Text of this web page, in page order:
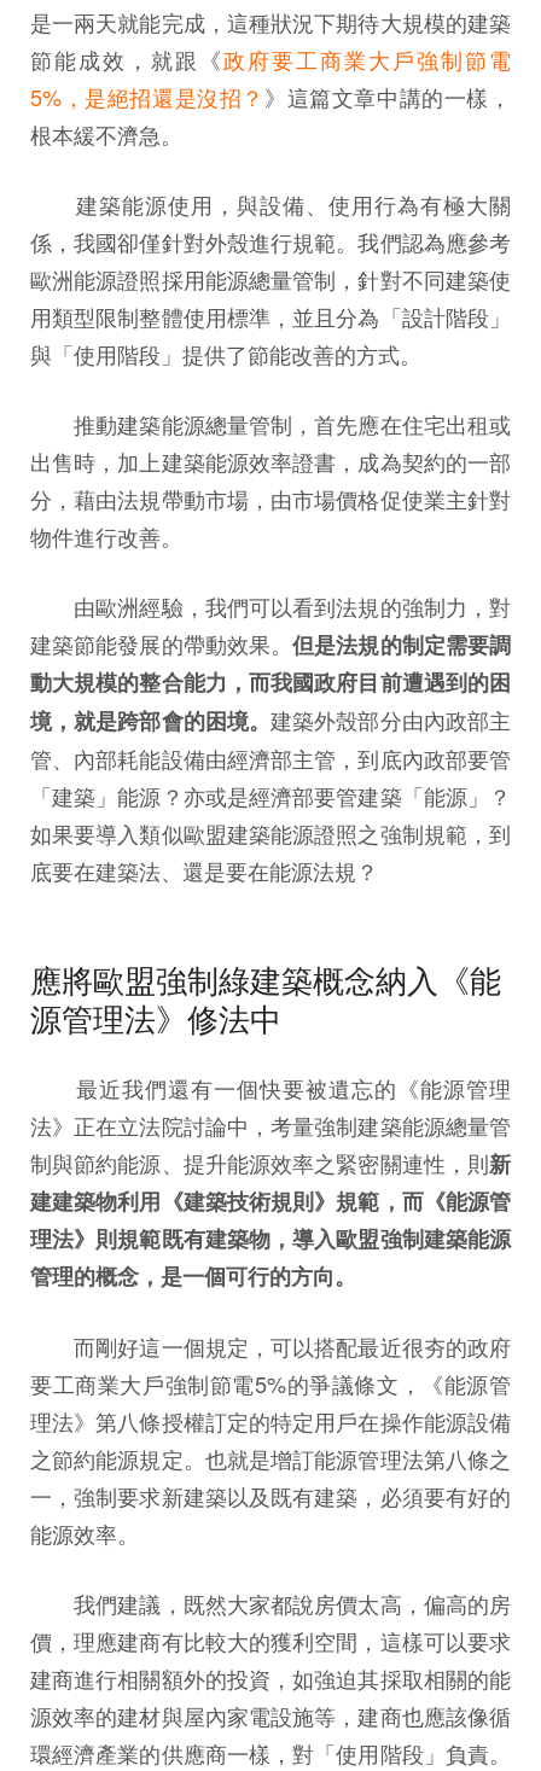
是一兩天就能完成，這種狀況下期待大規模的建築
節能成效，就跟《政府要工商業大戶強制節電
5%，是絕招還是沒招？ 》這篇文章中講的一樣，
根本緩不濟急。
建築能源使用，與設備、使用行為有極大關
係，我國卻僅針對外殼進行規範。我們認為應參考
歐洲能源證照採用能源總量管制，針對不同建築使
用類型限制整體使用標準，並且分為「設計階段」
與「使用階段」提供了節能改善的方式。
推動建築能源總量管制，首先應在住宅出租或
出售時，加上建築能源效率證書，成為契約的一部
分，藉由法規帶動市場，由市場價格促使業主針對
物件進行改善。
由歐洲經驗，我們可以看到法規的強制力，對
建築節能發展的帶動效果。但是法規的制定需要調
動大規模的整合能力，而我國政府目前遭遇到的困
境，就是跨部會的困境。建築外殼部分由內政部主
管、內部耗能設備由經濟部主管，到底內政部要管
「建築」能源？亦或是經濟部要管建築「能源」？
如果要導入類似歐盟建築能源證照之強制規範，到
底要在建築法、還是要在能源法規？
應將歐盟強制綠建築概念納入《能
源管理法》修法中
最近我們還有一個快要被遺忘的《能源管理
法》正在立法院討論中，考量強制建築能源總量管
制與節約能源、提升能源效率之緊密關連性，則新
建建築物利用《建築技術規則》規範，而《能源管
理法》則規範既有建築物，導入歐盟強制建築能源
管理的概念，是一個可行的方向。
而剛好這一個規定，可以搭配最近很夯的政府
要工商業大戶強制節電5%的爭議條文，《能源管
理法》第八條授權訂定的特定用戶在操作能源設備
之節約能源規定。也就是增訂能源管理法第八條之
一，強制要求新建築以及既有建築，必須要有好的
能源效率。
我們建議，既然大家都說房價太高，偏高的房
價，理應建商有比較大的獲利空間，這樣可以要求
建商進行相關額外的投資，如強迫其採取相關的能
源效率的建材與屋內家電設施等，建商也應該像循
環經濟產業的供應商一樣，對「使用階段」負責。